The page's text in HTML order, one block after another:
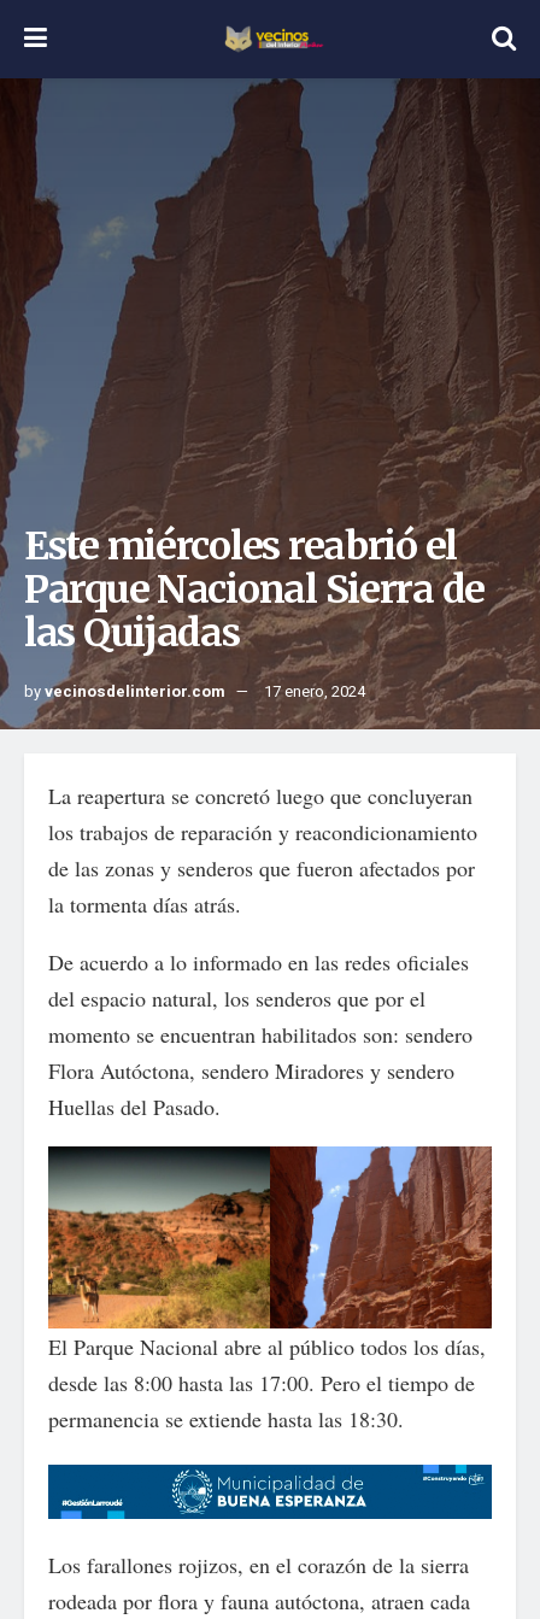
Este miércoles reabrió el
Parque Nacional Sierra de
las Quijadas
byvecinosdelinterior.com 17 enero, 2024
La reapertura se concretó luego que concluyeran
los trabajos de reparación y reacondicionamiento
de las zonas y senderos que fueron afectados por
la tormenta días atrás.
De acuerdo a lo informado en las redes oficiales
del espacio natural, los senderos que por el
momento se encuentran habilitados son: sendero
Flora Autóctona, sendero Miradores y sendero
Huellas del Pasado.
El Parque Nacional abre al público todos los días,
desde las 8:00 hasta las 17:00. Pero el tiempo de
permanencia se extiende hasta las 18:30.
Los farallones rojizos, en el corazón de la sierra
rodeada por flora y fauna autóctona, atraen cada